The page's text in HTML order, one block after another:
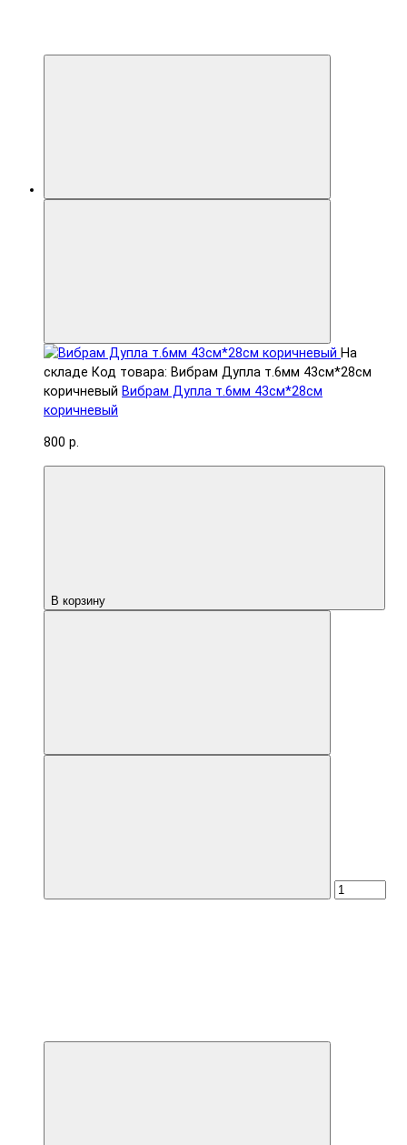
На
складе Код товара: Вибрам Дупла т.6мм 43см*28см
коричневый Вибрам Дупла т.6мм 43см*28см
коричневый
800 р.
В корзину